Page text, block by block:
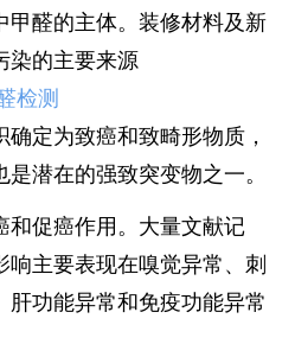
甲醛的主体。装修材料及新
染的主要来源
检测
定为致癌和致畸形物质，
潜在的强致突变物之一。
促癌作用。大量文献记
主要表现在嗅觉异常、刺
肝功能异常和免疫功能异常